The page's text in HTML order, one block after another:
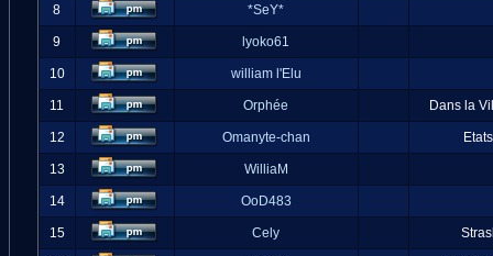
8 *SeY*
9 lyoko61
10 william l'Elu
11 Orphée Dans la
12 Omanyte-chan
13 WilliaM
14 OoD483
15 Cely